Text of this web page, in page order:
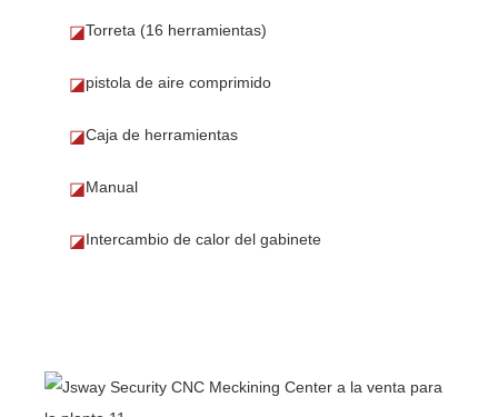
◪Torreta (16 herramientas)
◪pistola de aire comprimido
◪Caja de herramientas
◪Manual
◪Intercambio de calor del gabinete